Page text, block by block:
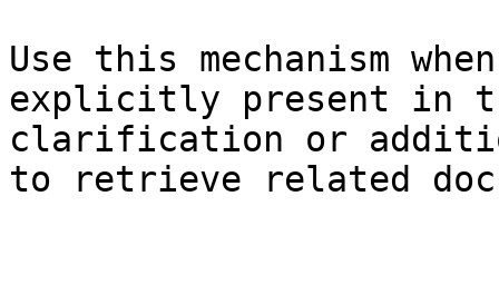
Use this mechanism
explicitly present in
clarification or